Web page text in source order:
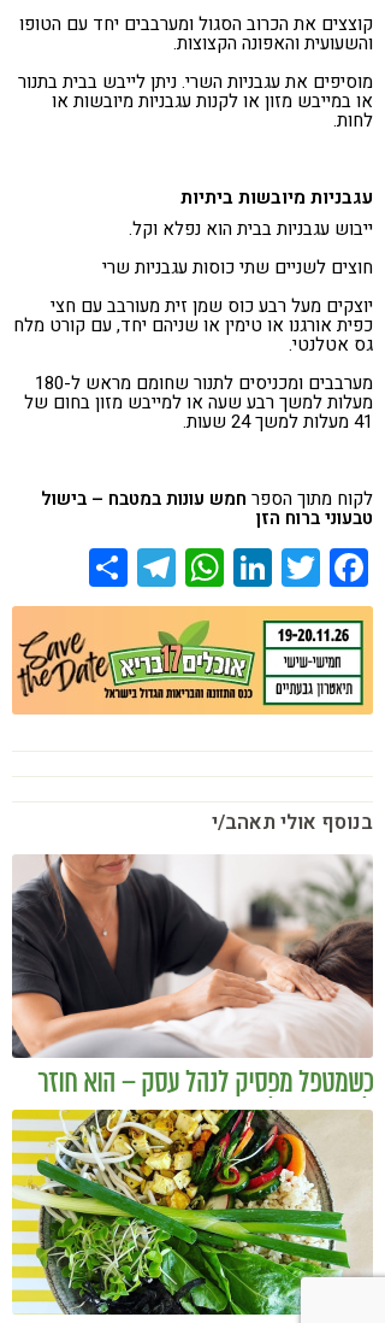
קוצצים את הכרוב הסגול ומערבבים יחד עם הטופו
והשעועית והאפונה הקצוצות.
מוסיפים את עגבניות השרי. ניתן לייבש בבית בתנור
או במייבש מזון או לקנות עגבניות מיובשות או
לחות.
עגבניות מיובשות ביתיות
ייבוש עגבניות בבית הוא נפלא וקל.
חוצים לשניים שתי כוסות עגבניות שרי
יוצקים מעל רבע כוס שמן זית מעורבב עם חצי
כפית אורגנו או טימין או שניהם יחד, עם קורט מלח
גס אטלנטי.
מערבבים ומכניסים לתנור שחומם מראש ל-180
מעלות למשך רבע שעה או למייבש מזון בחום של
41 מעלות למשך 24 שעות.
לקוח מתוך הספר חמש עונות במטבח – בישול
טבעוני ברוח הזן
Facebook
Twitter
LinkedIn
WhatsApp
Telegram
בנוסף אולי תאהב/י
כשמטפל מפסיק לנהל עסק – הוא חוזר
להיות מטפל